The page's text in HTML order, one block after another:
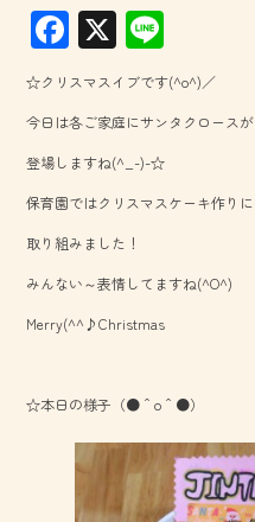
F
ac
e
b
o
ok
X
ne
☆クリスマスイブです(^o^)／
今日は各ご家庭にサンタクロースが
登場しますね(^_-)-☆
保育園ではクリスマスケーキ作りに
取り組みました！
みんない～表情してますね(^O^)
Merry(^^♪Christmas
☆本日の様子（●＾o＾●）